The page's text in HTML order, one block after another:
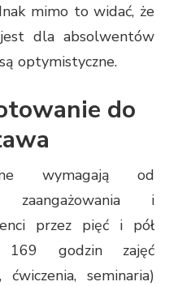
mimo to widać, że
dla absolwentów
optymistyczne.
do
wymagają od
i
przez pięć i pół
godzin zajęć
ćwiczenia, seminaria)